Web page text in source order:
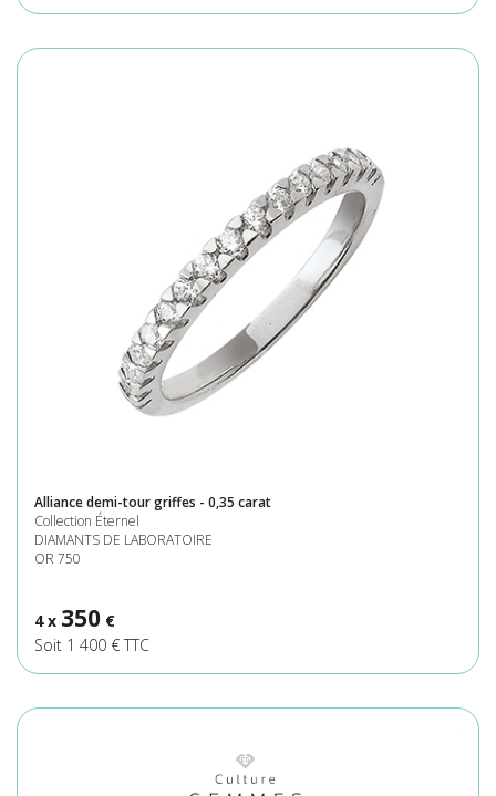
Alliance demi-tour griffes - 0,35 carat
Collection Éternel
DIAMANTS DE LABORATOIRE
OR 750
4 x 350 €
Soit 1 400 € TTC